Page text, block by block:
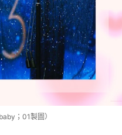
；01製圖）